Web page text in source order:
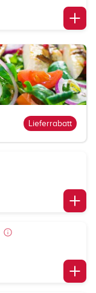
Lieferrabatt